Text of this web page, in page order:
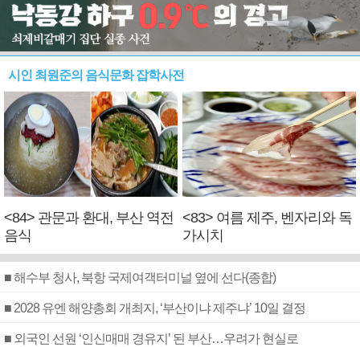
시인 최원준의 음식문화 잡학사전
<84> 관문과 환대, 부산 역전
음식
<83> 여름 제주, 벤자리와 독
가시치
■ 해수부 청사, 북항 국제여객터미널 옆에 선다(종합)
■ 2028 유엔 해양총회 개최지, ‘부산이냐 제주냐’ 10일 결정
■ 외국인 선원 ‘인신매매 경유지’ 된 부산…우려가 현실로